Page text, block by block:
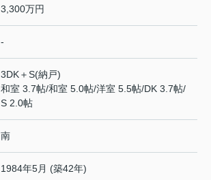
3,300万円
-
3DK＋S(納戸)
和室 3.7帖/和室 5.0帖/洋室 5.5帖/DK 3.7帖/
S 2.0帖
南
1984年5月 (築42年)